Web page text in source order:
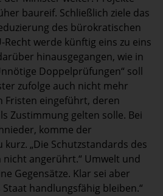
baureif. Schließlich ziele das
des bürokratischen
Recht werde künftig eins zu eins
hinausgegangen, wie in
Doppelprüfungen“ soll
zufolge auch nicht mehr
Fristen eingeführt, deren
Zustimmung gelten solle. Bei
komme der
„Die Schutzstandards des
angerührt.“ Umwelt und
Gegensätze. Klar sei aber
handlungsfähig bleiben.“